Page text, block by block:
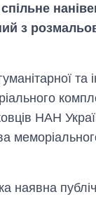
з
та
НАН
наявна